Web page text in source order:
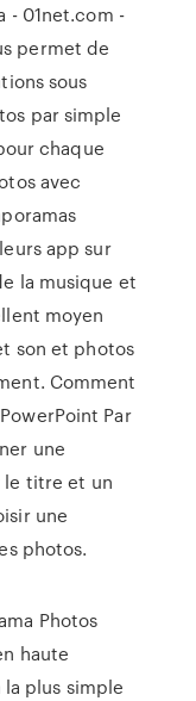
- 01net.com -
permet de
sous
par simple
chaque
avec
app sur
la musique et
moyen
son et photos
Comment
Par
une
le titre et un
une
photos.
Photos
haute
plus simple